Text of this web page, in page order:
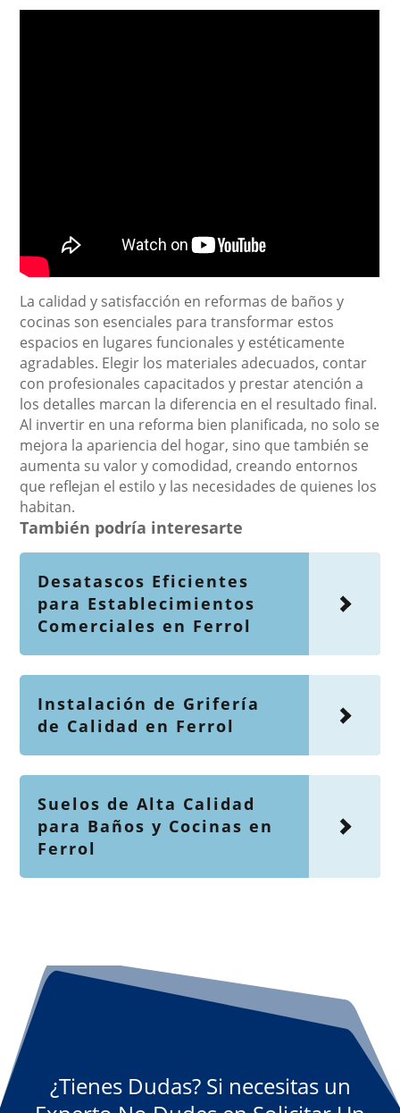
La calidad y satisfacción en reformas de baños y
cocinas son esenciales para transformar estos
espacios en lugares funcionales y estéticamente
agradables. Elegir los materiales adecuados, contar
con profesionales capacitados y prestar atención a
los detalles marcan la diferencia en el resultado final.
Al invertir en una reforma bien planificada, no solo se
mejora la apariencia del hogar, sino que también se
aumenta su valor y comodidad, creando entornos
que reflejan el estilo y las necesidades de quienes los
habitan.
También podría interesarte
Desatascos Eficientes
para Establecimientos
Comerciales en Ferrol
Instalación de Grifería
de Calidad en Ferrol
Suelos de Alta Calidad
para Baños y Cocinas en
Ferrol
¿Tienes Dudas? Si necesitas un